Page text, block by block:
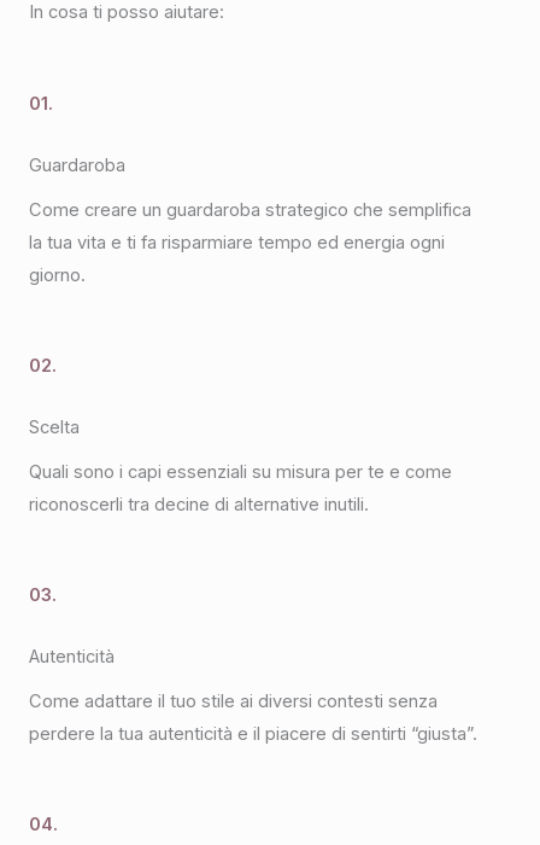
In cosa ti posso aiutare:
01.
Guardaroba
Come creare un guardaroba strategico che semplifica
la tua vita e ti fa risparmiare tempo ed energia ogni
giorno.
02.
Scelta
Quali sono i capi essenziali su misura per te e come
riconoscerli tra decine di alternative inutili.
03.
Autenticità
Come adattare il tuo stile ai diversi contesti senza
perdere la tua autenticità e il piacere di sentirti “giusta”.
04.